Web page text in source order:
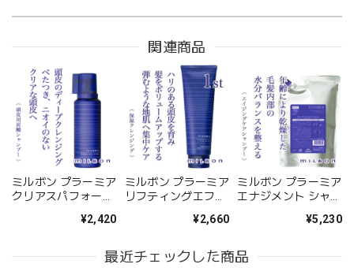
関連商品
ミルボン プラーミア
クリアスパフォーム
¥2,420
ミルボン プラーミア
リフティングエフェ
¥2,660
ミルボン プラーミア
エナジメント シャン
¥5,230
最近チェックした商品